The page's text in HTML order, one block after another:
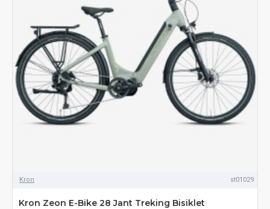
Kron st01029
Kron Zeon E-Bike 28 Jant Treking Bisiklet